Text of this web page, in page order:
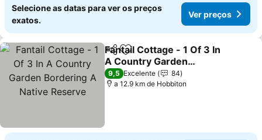
Selecione as datas para ver os preços
exatos.
Ver preços
PartilharAdicionar aos favoritos
Fantail Cottage - 1 Of 3 In
A Country Garden
Bordering A Native
Reserve
Ver preços
9,5 Excelente
84
a 12.9 km de Hobbiton